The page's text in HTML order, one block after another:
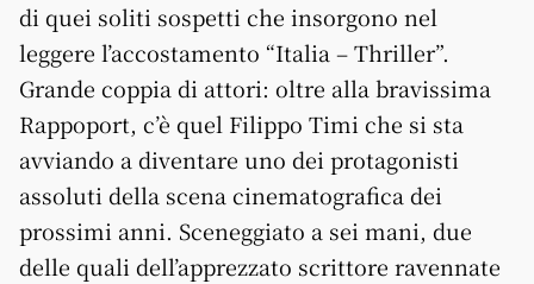
di quei soliti sospetti che insorgono nel
leggere l’accostamento “Italia – Thriller”.
Grande coppia di attori: oltre alla bravissima
Rappoport, c’è quel Filippo Timi che si sta
avviando a diventare uno dei protagonisti
assoluti della scena cinematografica dei
prossimi anni. Sceneggiato a sei mani, due
delle quali dell’apprezzato scrittore ravennate